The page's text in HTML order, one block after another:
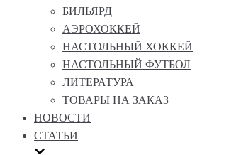
БИЛЬЯРД
АЭРОХОККЕЙ
НАСТОЛЬНЫЙ ХОККЕЙ
НАСТОЛЬНЫЙ ФУТБОЛ
ЛИТЕРАТУРА
ТОВАРЫ НА ЗАКАЗ
НОВОСТИ
СТАТЬИ